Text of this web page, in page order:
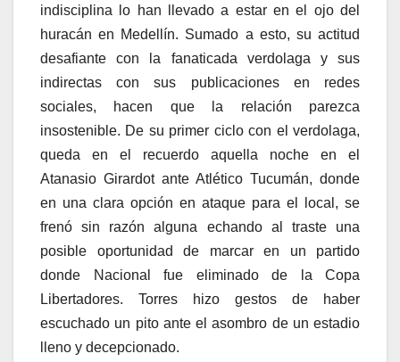
indisciplina lo han llevado a estar en el ojo del
huracán en Medellín. Sumado a esto, su actitud
desafiante con la fanaticada verdolaga y sus
indirectas con sus publicaciones en redes
sociales, hacen que la relación parezca
insostenible. De su primer ciclo con el verdolaga,
queda en el recuerdo aquella noche en el
Atanasio Girardot ante Atlético Tucumán, donde
en una clara opción en ataque para el local, se
frenó sin razón alguna echando al traste una
posible oportunidad de marcar en un partido
donde Nacional fue eliminado de la Copa
Libertadores. Torres hizo gestos de haber
escuchado un pito ante el asombro de un estadio
lleno y decepcionado.